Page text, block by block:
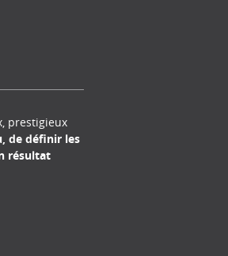
prestigieux
de définir les
résultat